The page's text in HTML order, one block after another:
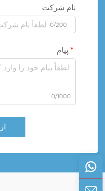
نام شرکت
0/200
پیام
0/1000